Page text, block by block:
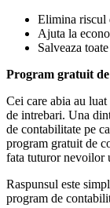
Elimina riscul
Ajuta la
Salveaza
Program gratuit
Cei care abia au
de intrebari. Una
de contabilitate pe
program gratuit de
fata tuturor nevoilor
Raspunsul este
program de